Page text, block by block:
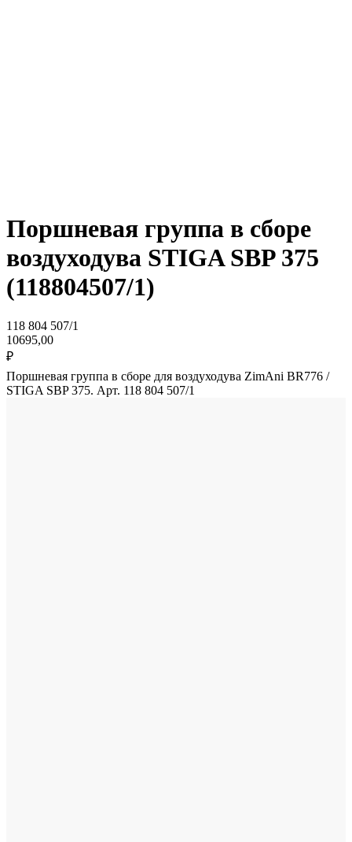
Поршневая группа в сборе
воздуходува STIGA SBP 375
(118804507/1)
118 804 507/1
10695,00
₽
Поршневая группа в сборе для воздуходува ZimAni BR776 /
STIGA SBP 375. Арт. 118 804 507/1